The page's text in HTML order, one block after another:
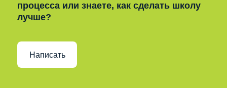
процесса или знаете, как сделать школу
лучше?
Написать